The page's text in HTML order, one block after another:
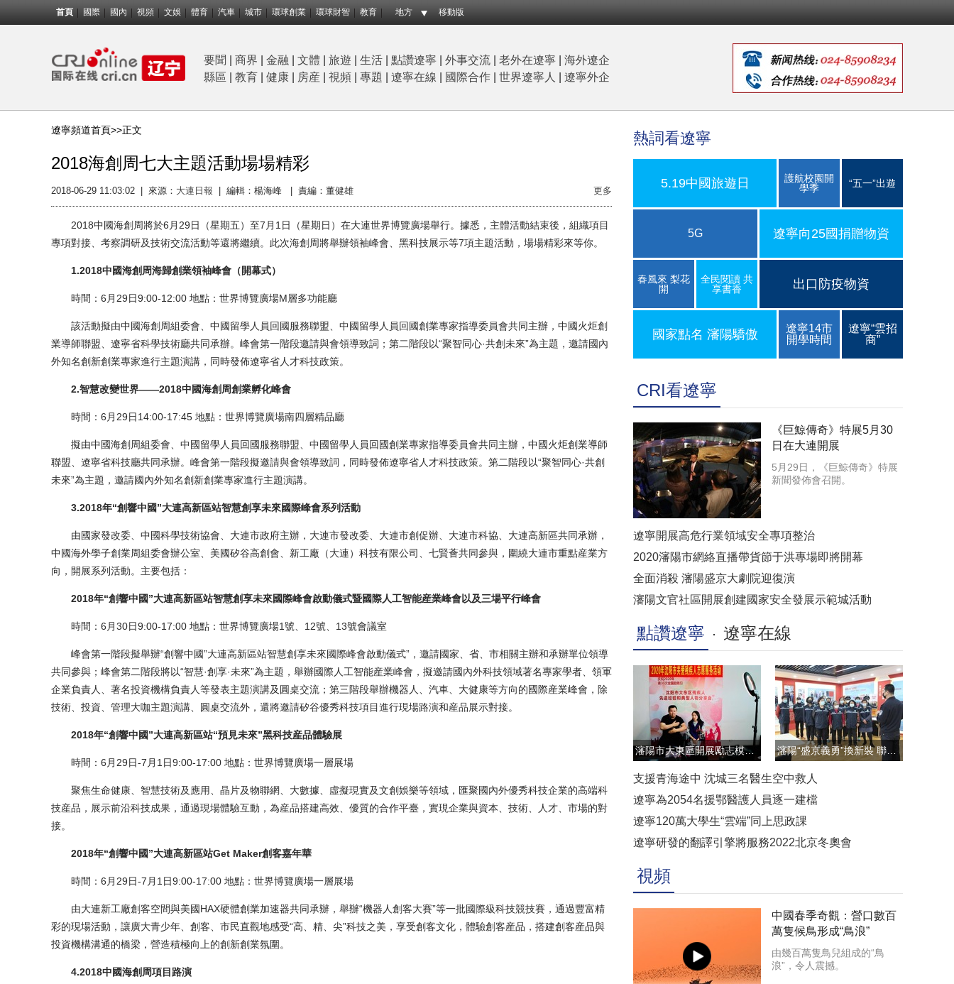
首頁 國際 國內 視頻 文娛 體育 汽車 城市 環球創業 環球財智 教育 地方 移動版
要聞 商界 金融 文體 旅遊 生活 點讚遼寧 外事交流 老外在遼寧
海外遼企
縣區
教育 健康 房産 視頻 專題 遼寧在線 國際合作 世界遼寧人 遼寧外企
遼寧頻道首頁>>正文
2018海創周七大主題活動場場精彩
2018-06-29 11:03:02 來源： 大連日報 編輯：楊海峰 | 責編：董健雄 更多
2018中國海創周將於6月29日（星期五）至7月1日（星期日）在大連世界博覽廣場舉行。據悉，主體活動結束後，組織項目
專項對接、考察調研及技術交流活動等還將繼續。此次海創周將舉辦領袖峰會、黑科技展示等7項主題活動，場場精彩來等你。
1.2018中國海創周海歸創業領袖峰會（開幕式）
時間：6月29日9:00-12:00 地點：世界博覽廣場M層多功能廳
該活動擬由中國海創周組委會、中國留學人員回國服務聯盟、中國留學人員回國創業專家指導委員會共同主辦，中國火炬創
業導師聯盟、遼寧省科學技術廳共同承辦。峰會第一階段邀請與會領導致詞；第二階段以“聚智同心·共創未來”為主題，邀請國內
外知名創新創業專家進行主題演講，同時發佈遼寧省人才科技政策。
2.智慧改變世界——2018中國海創周創業孵化峰會
時間：6月29日14:00-17:45 地點：世界博覽廣場南四層精品廳
擬由中國海創周組委會、中國留學人員回國服務聯盟、中國留學人員回國創業專家指導委員會共同主辦，中國火炬創業導師
聯盟、遼寧省科技廳共同承辦。峰會第一階段擬邀請與會領導致詞，同時發佈遼寧省人才科技政策。第二階段以“聚智同心·共創
未來”為主題，邀請國內外知名創新創業專家進行主題演講。
3.2018年“創響中國”大連高新區站智慧創享未來國際峰會系列活動
由國家發改委、中國科學技術協會、大連市政府主辦，大連市發改委、大連市創促辦、大連市科協、大連高新區共同承辦，
中國海外學子創業周組委會辦公室、美國矽谷高創會、新工廠（大連）科技有限公司、七賢薈共同參與，圍繞大連市重點産業方
向，開展系列活動。主要包括：
2018年“創響中國”大連高新區站智慧創享未來國際峰會啟動儀式暨國際人工智能産業峰會以及三場平行峰會
時間：6月30日9:00-17:00 地點：世界博覽廣場1號、12號、13號會議室
峰會第一階段擬舉辦“創響中國”大連高新區站智慧創享未來國際峰會啟動儀式”，邀請國家、省、市相關主辦和承辦單位領導
共同參與；峰會第二階段將以“智慧·創享·未來”為主題，舉辦國際人工智能産業峰會，擬邀請國內外科技領域著名專家學者、領軍
企業負責人、著名投資機構負責人等發表主題演講及圓桌交流；第三階段舉辦機器人、汽車、大健康等方向的國際産業峰會，除
技術、投資、管理大咖主題演講、圓桌交流外，還將邀請矽谷優秀科技項目進行現場路演和産品展示對接。
2018年“創響中國”大連高新區站“預見未來”黑科技産品體驗展
時間：6月29日-7月1日9:00-17:00 地點：世界博覽廣場一層展場
聚焦生命健康、智慧技術及應用、晶片及物聯網、大數據、虛擬現實及文創娛樂等領域，匯聚國內外優秀科技企業的高端科
技産品，展示前沿科技成果，通過現場體驗互動，為産品搭建高效、優質的合作平臺，實現企業與資本、技術、人才、市場的對
接。
2018年“創響中國”大連高新區站Get Maker創客嘉年華
時間：6月29日-7月1日9:00-17:00 地點：世界博覽廣場一層展場
由大連新工廠創客空間與美國HAX硬體創業加速器共同承辦，舉辦“機器人創客大賽”等一批國際級科技競技賽，通過豐富精
彩的現場活動，讓廣大青少年、創客、市民直觀地感受“高、精、尖”科技之美，享受創客文化，體驗創客産品，搭建創客産品與
投資機構溝通的橋梁，營造積極向上的創新創業氛圍。
4.2018中國海創周項目路演
熱詞看遼寧
5.19中國旅遊日
護航校園開
學季
“五一”出遊
5G 遼寧向25國捐贈物資
春風來 梨花
開
全民閱讀 共
享書香
出口防疫物資
國家點名 瀋陽驕傲
遼寧14市
開學時間
遼寧“雲招
商”
CRI看遼寧
《巨鯨傳奇》特展5月30
日在大連開展
5月29日，《巨鯨傳奇》特展
新聞發佈會召開。
遼寧開展高危行業領域安全專項整治
2020瀋陽市網絡直播帶貨節于洪專場即將開幕
全面消殺 瀋陽盛京大劇院迎復演
瀋陽文官社區開展創建國家安全發展示範城活動
點讚遼寧 遼寧在線
瀋陽市大東區開展勵志模範雲直播訪談活動
支援青海途中 沈城三名醫生空中救人
遼寧為2054名援鄂醫護人員逐一建檔
遼寧120萬大學生“雲端”同上思政課
遼寧研發的翻譯引擎將服務2022北京冬奧會
視頻
中國春季奇觀：營口數百
萬隻候鳥形成“鳥浪”
由幾百萬隻鳥兒組成的“鳥
浪”，令人震撼。